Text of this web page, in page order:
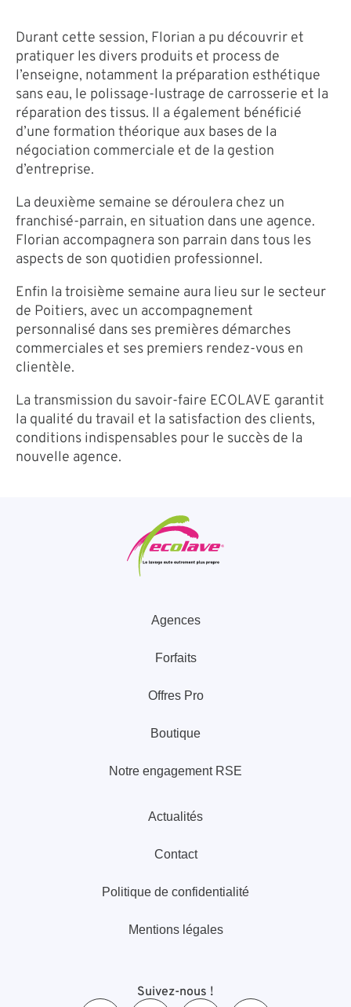
Durant cette session, Florian a pu découvrir et
pratiquer les divers produits et process de
l’enseigne, notamment la préparation esthétique
sans eau, le polissage-lustrage de carrosserie et la
réparation des tissus. Il a également bénéficié
d’une formation théorique aux bases de la
négociation commerciale et de la gestion
d’entreprise.
La deuxième semaine se déroulera chez un
franchisé-parrain, en situation dans une agence.
Florian accompagnera son parrain dans tous les
aspects de son quotidien professionnel.
Enfin la troisième semaine aura lieu sur le secteur
de Poitiers, avec un accompagnement
personnalisé dans ses premières démarches
commerciales et ses premiers rendez-vous en
clientèle.
La transmission du savoir-faire ECOLAVE garantit
la qualité du travail et la satisfaction des clients,
conditions indispensables pour le succès de la
nouvelle agence.
Agences
Forfaits
Offres Pro
Boutique
Notre engagement RSE
Actualités
Contact
Politique de confidentialité
Mentions légales
Suivez-nous !